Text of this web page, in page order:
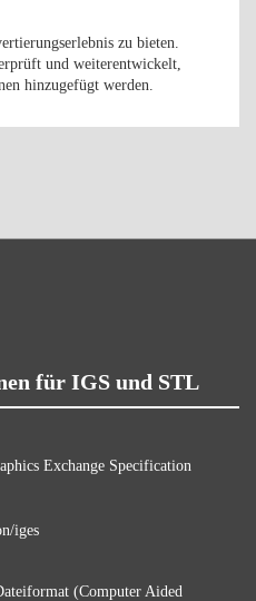
zu bieten.
und weiterentwickelt,
hinzugefügt werden.
für IGS und STL
Exchange Specification
iges
(Computer Aided